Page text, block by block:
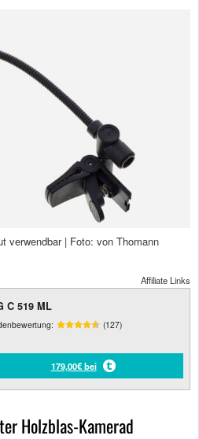
verwendbar | Foto: von Thomann
Affiliate Links
C 519 ML
(127)
179,00€ bei
Holzblas-Kamerad